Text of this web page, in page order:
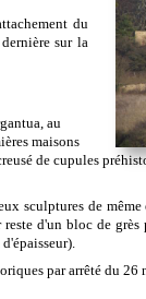
du
sur la
au
maisons
de cupules
sculptures de
d'un bloc de
par arrêté du 26